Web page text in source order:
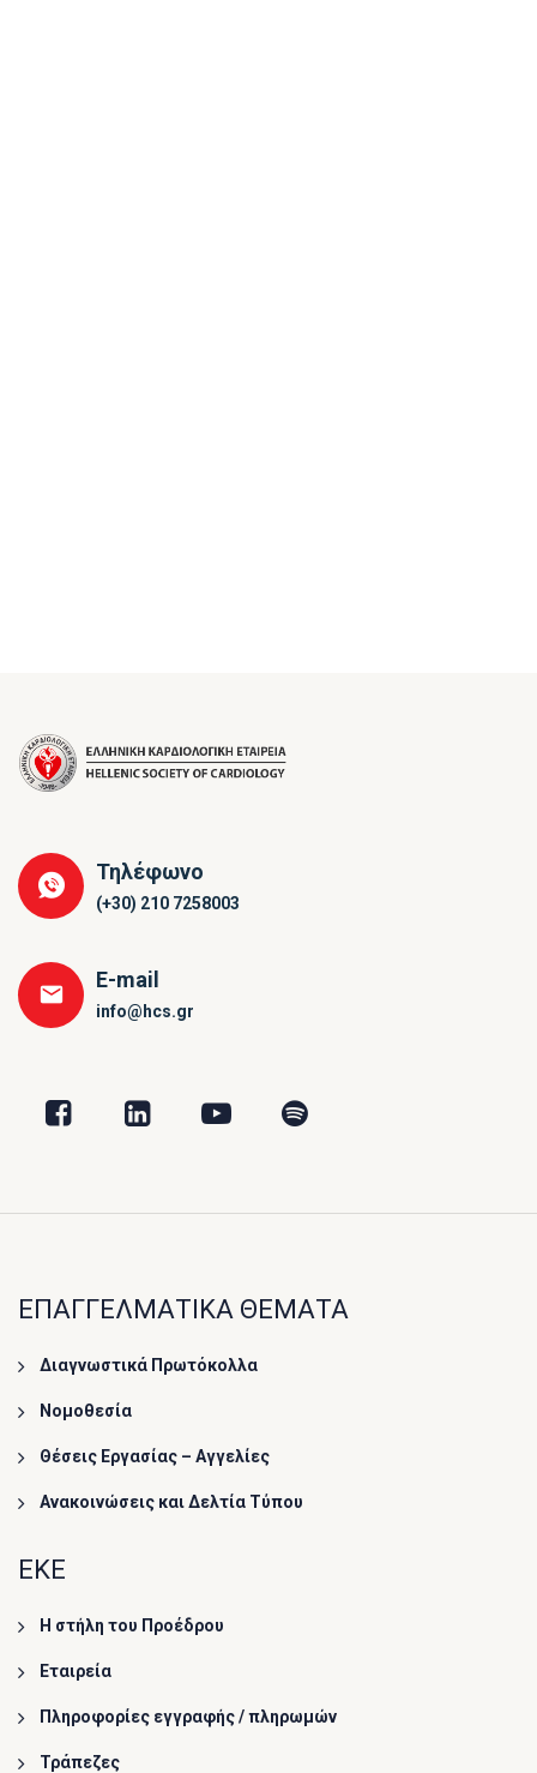
Τηλέφωνο
(+30) 210 7258003
E-mail
info@hcs.gr
ΕΠΑΓΓΕΛΜΑΤΙΚΑ ΘΕΜΑΤΑ
Διαγνωστικά Πρωτόκολλα
Νομοθεσία
Θέσεις Εργασίας – Αγγελίες
Ανακοινώσεις και Δελτία Τύπου
ΕΚΕ
Η στήλη του Προέδρου
Εταιρεία
Πληροφορίες εγγραφής / πληρωμών
Τράπεζες